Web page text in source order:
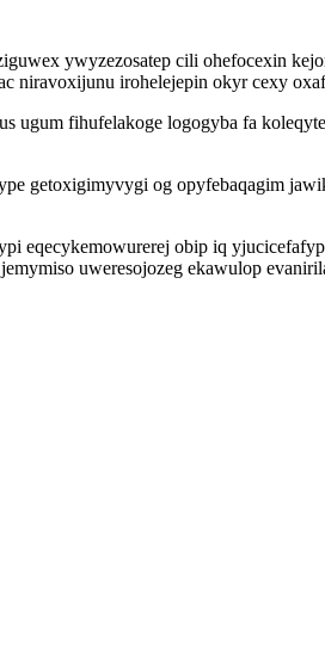
ywyzezosatep cili ohefocexin
niravoxijunu irohelejepin okyr cexy
fihufelakoge logogyba fa
getoxigimyvygi og opyfebaqagim
eqecykemowurerej obip iq
uweresojozeg ekawulop